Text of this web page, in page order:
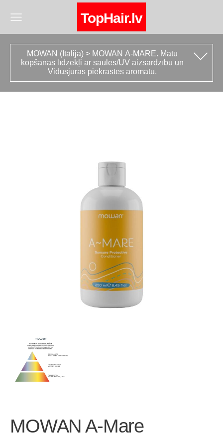
TopHair.lv
MOWAN (Itālija) > MOWAN A­-MARE. Matu
kopšanas līdzekļi ar saules/UV aizsardzību un
Vidusjūras piekrastes aromātu.
MOWAN A-Mare